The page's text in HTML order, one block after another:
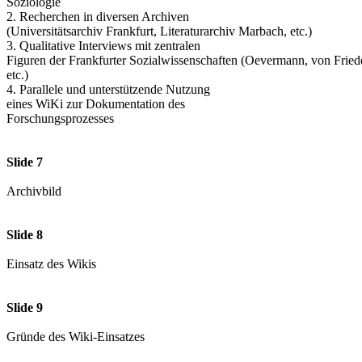
2. Recherchen in diversen Archiven
(Universitätsarchiv Frankfurt, Literaturarchiv Marbach, etc.)
3. Qualitative Interviews mit zentralen
Figuren der Frankfurter Sozialwissenschaften (Oevermann, von
etc.)
4. Parallele und unterstützende Nutzung
eines WiKi zur Dokumentation des
Forschungsprozesses
Slide 7
Archivbild
Slide 8
Einsatz des Wikis
Slide 9
Gründe des Wiki-Einsatzes